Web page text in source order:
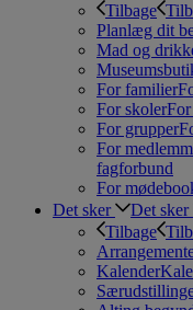
Tilbage
Planlæg dit
Mad og
For familier
For skoler
For grupper
For
fagforbund
For
Det sker
Det sker
Tilbage
Kalender